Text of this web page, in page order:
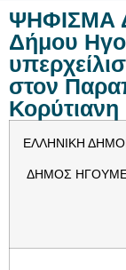
ΨΗΦΙΣΜΑ
Δήμου
στον
Κορύτιανη
ΕΛΛΗΝΙΚΗ
ΔΗΜΟΣ